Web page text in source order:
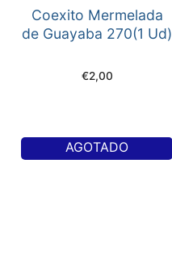
Coexito Mermelada
de Guayaba 270(1 Ud)
€2,00
AGOTADO